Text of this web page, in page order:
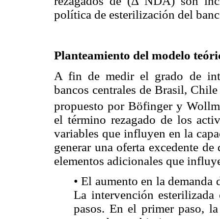
política de esterilización del
Planteamiento del modelo
A fin de medir el grado de
bancos centrales de Brasil,
propuesto por Böfinger y
el término rezagado de los
variables que influyen en la
generar una oferta excedente
elementos adicionales que
• El aumento en la
La intervención
pasos. En el primer paso,